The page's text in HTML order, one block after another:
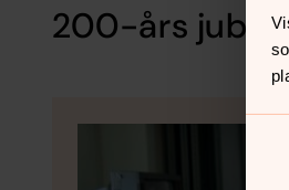
200-års